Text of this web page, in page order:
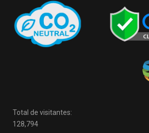
Total de visitantes:
128,794